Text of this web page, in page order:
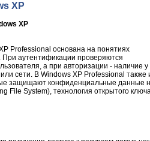
XP
XP
Professional основана на понятиях
аутентификации проверяются
а при авторизации - наличие у
сети. В Windows XP Professional также
защищают конфиденциальные данные
File System), технология открытого